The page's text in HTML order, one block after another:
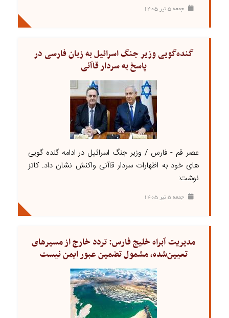
جمعه ۵ تير ۱۴۰۵
گنده‌گویی وزیر جنگ اسرائیل به زبان فارسی در
پاسخ به سردار قاآنی
عصر قم - فارس / وزیر جنگ اسرائیل در ادامه گنده گویی
های خود به اظهارات سردار قاآنی واکنش نشان داد. کاتز
نوشت:
جمعه ۵ تير ۱۴۰۵
مدیریت آبراه خلیج فارس: تردد خارج از مسیرهای
تعیین‌شده، مشمول تضمین عبور ایمن نیست